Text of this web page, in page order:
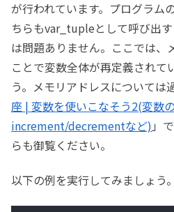
が行われています。プログラム
ちらもvar_tupleとして呼び出
は問題ありません。ここでは、
ことで変数全体が再定義されて
う。メモリアドレスについては
座 | 変数を使いこなそう2(変数
increment/decrementなど) 」
らも御覧ください。
以下の例を実行してみましょう。